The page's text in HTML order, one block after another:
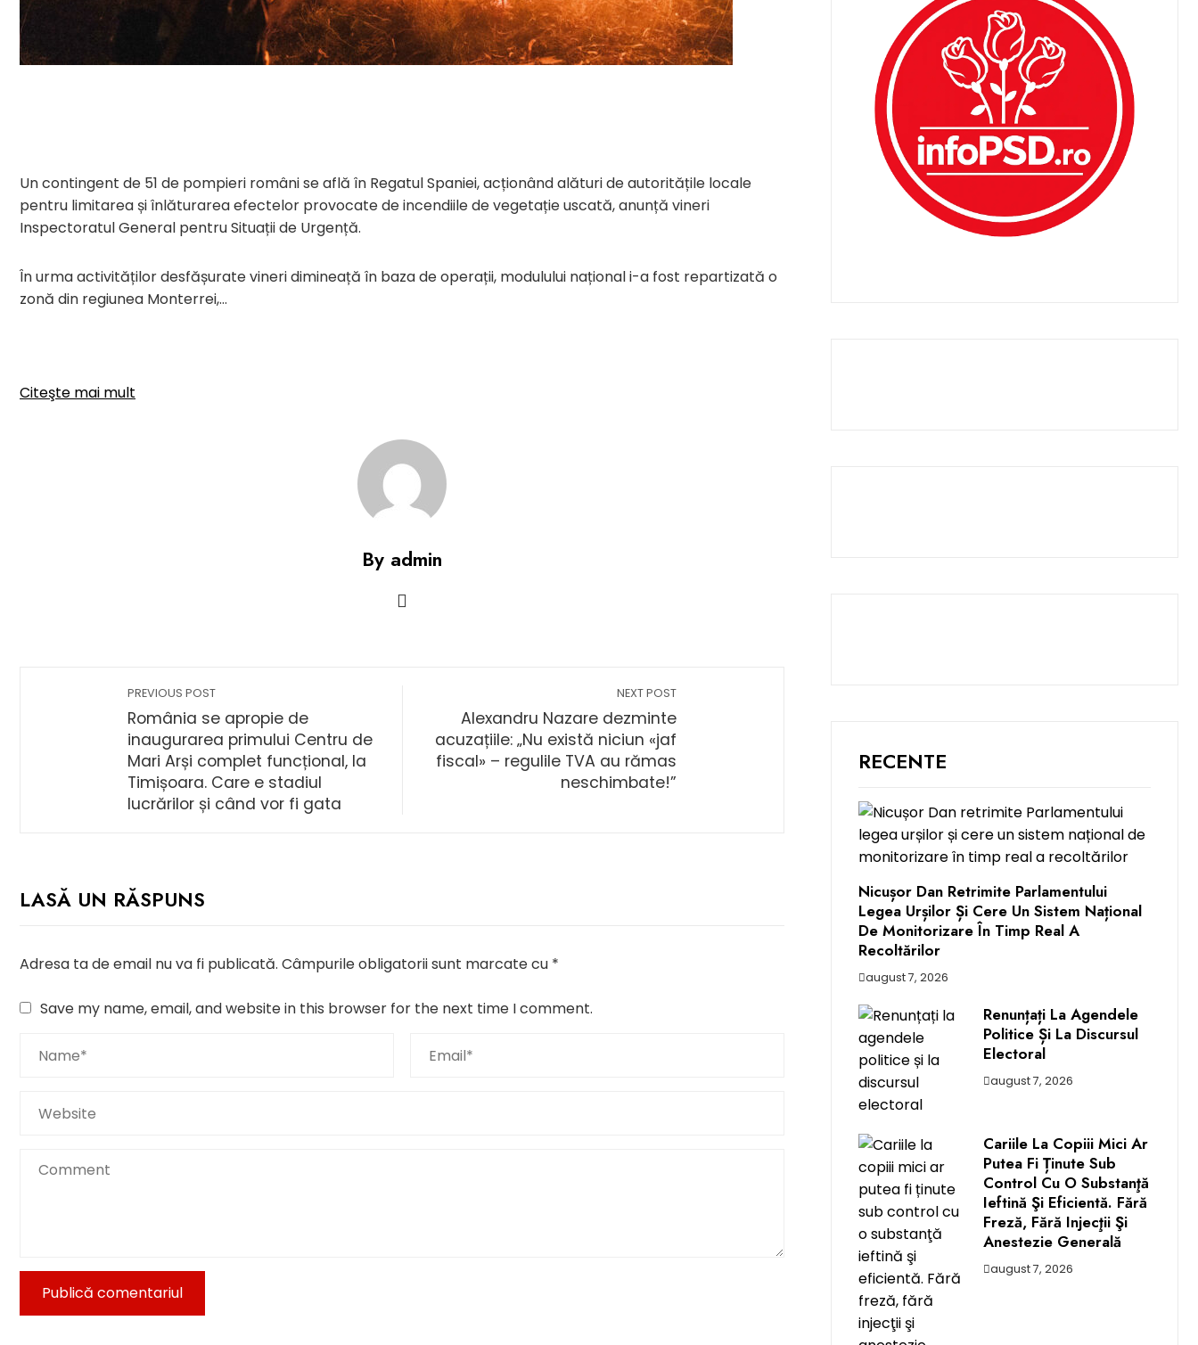
Un contingent de 51 de pompieri români se află în Regatul Spaniei, acționând alături de autoritățile locale
pentru limitarea și înlăturarea efectelor provocate de incendiile de vegetație uscată, anunță vineri
Inspectoratul General pentru Situații de Urgență.
În urma activităților desfășurate vineri dimineață în baza de operații, modulului național i-a fost repartizată o
zonă din regiunea Monterrei,…
Citeşte mai mult
By admin
PREVIOUS POST
România se apropie de
inaugurarea primului Centru de
Mari Arși complet funcțional, la
Timișoara. Care e stadiul
lucrărilor și când vor fi gata
NEXT POST
Alexandru Nazare dezminte
acuzațiile: „Nu există niciun «jaf
fiscal» – regulile TVA au rămas
neschimbate!”
LASĂ UN RĂSPUNS
Adresa ta de email nu va fi publicată. Câmpurile obligatorii sunt marcate cu *
Save my name, email, and website in this browser for the next time I comment.
RECENTE
Nicușor Dan Retrimite Parlamentului
Legea Urșilor Și Cere Un Sistem Național
De Monitorizare În Timp Real A
Recoltărilor
august 7, 2026
Renunțați La Agendele
Politice Și La Discursul
Electoral
august 7, 2026
Cariile La Copiii Mici Ar
Putea Fi Ținute Sub
Control Cu O Substanţă
Ieftină Şi Eficientă. Fără
Freză, Fără Injecţii Şi
Anestezie Generală
august 7, 2026